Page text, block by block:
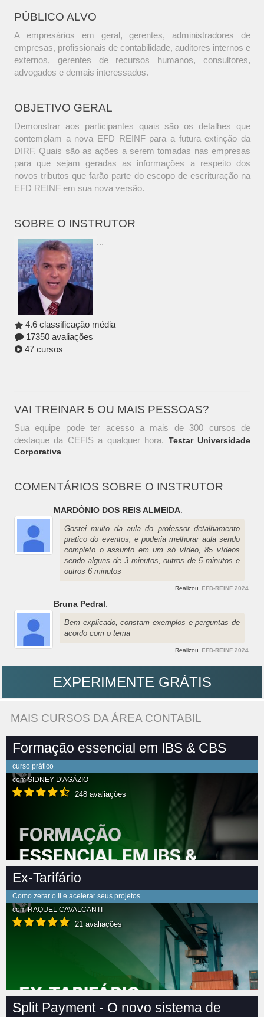
PÚBLICO ALVO
A empresários em geral, gerentes, administradores de
empresas, profissionais de contabilidade, auditores internos e
externos, gerentes de recursos humanos, consultores,
advogados e demais interessados.
OBJETIVO GERAL
Demonstrar aos participantes quais são os detalhes que
contemplam a nova EFD REINF para a futura extinção da
DIRF. Quais são as ações a serem tomadas nas empresas
para que sejam geradas as informações a respeito dos
novos tributos que farão parte do escopo de escrituração na
EFD REINF em sua nova versão.
SOBRE O INSTRUTOR
...
4.6 classificação média
17350 avaliações
47 cursos
VAI TREINAR 5 OU MAIS PESSOAS?
Sua equipe pode ter acesso a mais de 300 cursos de
destaque da CEFIS a qualquer hora. Testar Universidade
Corporativa
COMENTÁRIOS SOBRE O INSTRUTOR
MARDÔNIO DOS REIS ALMEIDA:
Gostei muito da aula do professor detalhamento
pratico do eventos, e poderia melhorar aula sendo
completo o assunto em um só vídeo, 85 vídeos
sendo alguns de 3 minutos, outros de 5 minutos e
outros 6 minutos
Realizou EFD-REINF 2024
Bruna Pedral:
Bem explicado, constam exemplos e perguntas de
acordo com o tema
Realizou EFD-REINF 2024
EXPERIMENTE GRÁTIS
MAIS CURSOS DA ÁREA CONTABIL
Formação essencial em IBS & CBS
curso prático
comSIDNEY D'AGÁZIO
248 avaliações
Ex-Tarifário
Como zerar o II e acelerar seus projetos
comRAQUEL CAVALCANTI
21 avaliações
Split Payment - O novo sistema de